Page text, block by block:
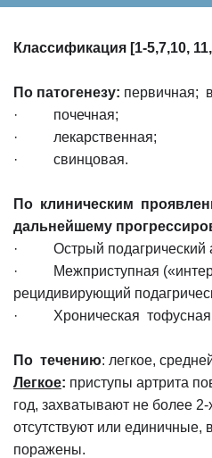
Классификация [1-5,7,10,
По патогенезу: первичная;
· почечная;
· лекарственная;
· свинцовая.
По клиническим
дальнейшему
· Острый подагрический
· Межприступная
рецидивирующий
· Хроническая тофусная
По течению: легкое,
Легкое: приступы артрита
год, захватывают не более
отсутствуют или единичные,
поражены.